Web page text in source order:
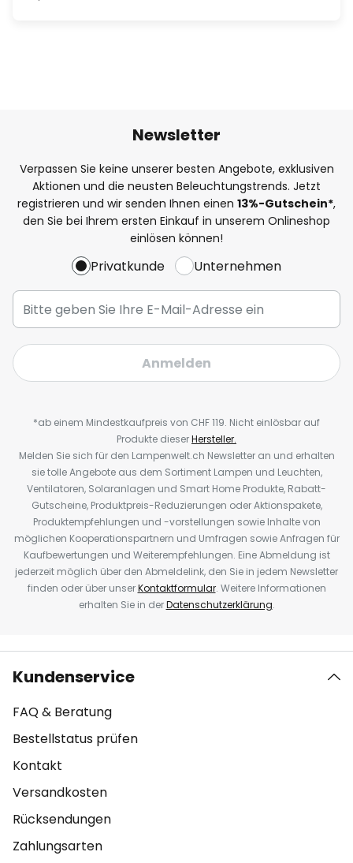
Newsletter
Verpassen Sie keine unserer besten Angebote, exklusiven
Aktionen und die neusten Beleuchtungstrends. Jetzt
registrieren und wir senden Ihnen einen 13%-Gutschein*,
den Sie bei Ihrem ersten Einkauf in unserem Onlineshop
einlösen können!
Privatkunde Unternehmen
Anmelden
*ab einem Mindestkaufpreis von CHF 119. Nicht einlösbar auf
Produkte dieserHersteller.
Melden Sie sich für den Lampenwelt.ch Newsletter an und erhalten
sie tolle Angebote aus dem Sortiment Lampen und Leuchten,
Ventilatoren, Solaranlagen und Smart Home Produkte, Rabatt-
Gutscheine, Produktpreis-Reduzierungen oder Aktionspakete,
Produktempfehlungen und -vorstellungen sowie Inhalte von
möglichen Kooperationspartnern und Umfragen sowie Anfragen für
Kaufbewertungen und Weiterempfehlungen. Eine Abmeldung ist
jederzeit möglich über den Abmeldelink, den Sie in jedem Newsletter
finden oder über unserKontaktformular. Weitere Informationen
erhalten Sie in derDatenschutzerklärung.
Kundenservice
FAQ & Beratung
Bestellstatus prüfen
Kontakt
Versandkosten
Rücksendungen
Zahlungsarten